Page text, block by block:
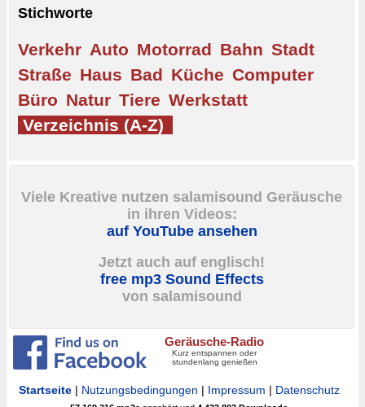
Stichworte
Verkehr Auto Motorrad Bahn Stadt
Straße Haus Bad Küche Computer
Büro Natur Tiere Werkstatt
Verzeichnis (A-Z)
Viele Kreative nutzen salamisound Geräusche
in ihren Videos:
auf YouTube ansehen
Jetzt auch auf englisch!
free mp3 Sound Effects
von salamisound
Geräusche-Radio
Kurz entspannen oder
stundenlang genießen
Startseite| Nutzungsbedingungen | Impressum | Datenschutz